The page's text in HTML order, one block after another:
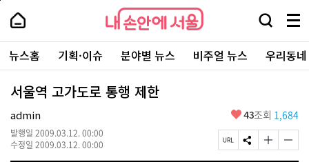
본
로
가
내
손
안
에
서
울
-
서
울
시
대
표
소
내
손
에
울
검
창
열
기
메
뉴
전
체
보
주
요
서
뉴스홈 기획·이슈 분야별 뉴스 비주얼 뉴스 우리동
서울역 고가도로 통행 제한
admin
발행일 2009.03.12. 00:00
수정일 2009.03.12. 00:00
좋
요
43조회 1,684
페
이
S
N
글
자
글
자
페
상
단
로